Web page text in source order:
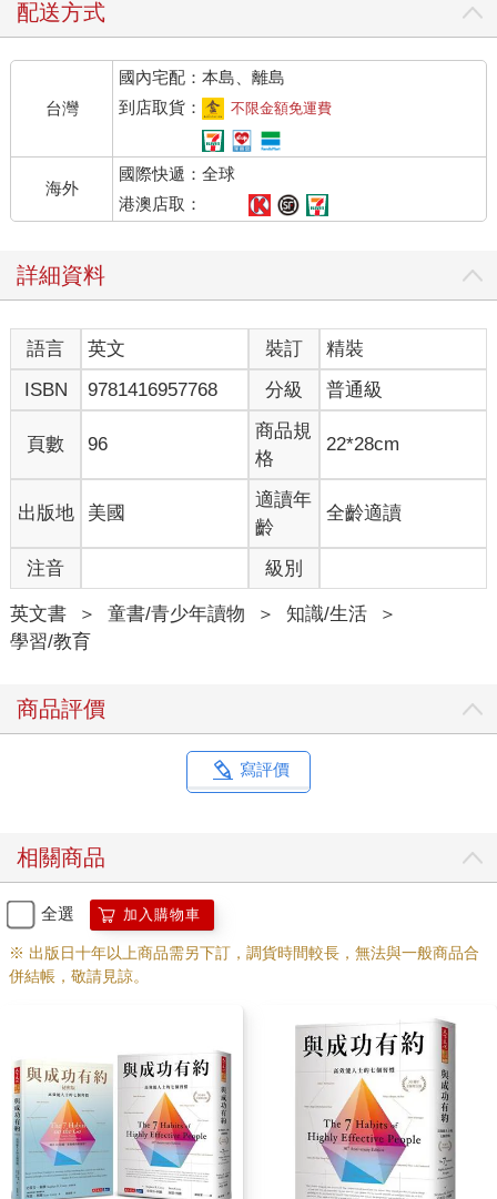
配送方式
台灣
國內宅配：本島、離島
到店取貨：
不限金額免運費
海外
國際快遞：全球
港澳店取：
詳細資料
語言 英文 裝訂
精裝
ISBN
9781416957768 分級 普通級
頁數 96
商品規
格
22*28cm
出版地 美國
適讀年
齡
全齡適讀
注音 級別
英文書 ＞ 童書/青少年讀物 ＞ 知識/生活
＞
學習/教育
商品評價
寫評價
相關商品
全選 加入購物車
※ 出版日十年以上商品需另下訂，調貨時間較長，無法與一般商品合
併結帳，敬請見諒。